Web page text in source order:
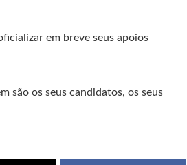
em breve seus apoios
são os seus candidatos, os seus